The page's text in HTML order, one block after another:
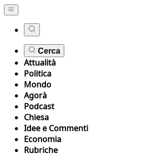
Cerca
Attualità
Politica
Mondo
Agorà
Podcast
Chiesa
Idee e Commenti
Economia
Rubriche